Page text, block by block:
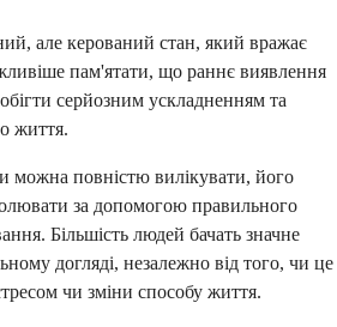
але керований стан, який вражає
пам'ятати, що раннє виявлення
серйозним ускладненням та
життя.
можна повністю вилікувати, його
за допомогою правильного
Більшість людей бачать значне
догляді, незалежно від того, чи це
чи зміни способу життя.